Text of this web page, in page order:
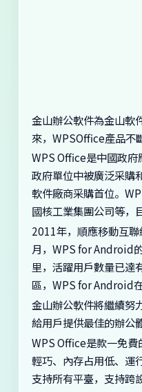
金山辦公軟件為金山軟
來，WPSOffice產品不
WPS Office是中國政
政府單位中被廣泛采購
軟件廠商采購首位。
國核工業集團公司等，
2011年，順應移動互
月，WPS for Android
里，活躍用戶數量已達
區，WPS for Android
金山辦公軟件將繼續努
給用戶提供最佳的辦公
WPS Office是款一免
輕巧、內存占用低、運
支持所有平臺，支持跨